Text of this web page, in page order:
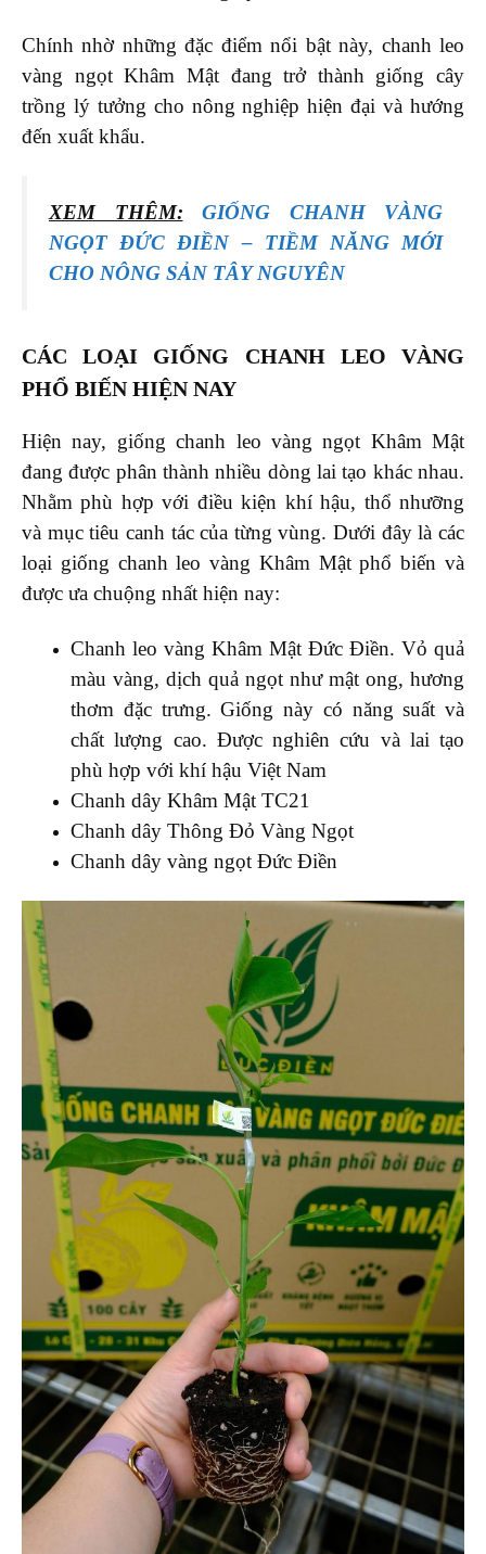
Chính nhờ những đặc điểm nổi bật này, chanh leo
vàng ngọt Khâm Mật đang trở thành giống cây
trồng lý tưởng cho nông nghiệp hiện đại và hướng
đến xuất khẩu.
XEM THÊM:
GIỐNG CHANH VÀNG
NGỌT ĐỨC ĐIỀN – TIỀM NĂNG MỚI
CHO NÔNG SẢN TÂY NGUYÊN
CÁC LOẠI GIỐNG CHANH LEO VÀNG
PHỔ BIẾN HIỆN NAY
Hiện nay, giống chanh leo vàng ngọt Khâm Mật
đang được phân thành nhiều dòng lai tạo khác nhau.
Nhằm phù hợp với điều kiện khí hậu, thổ nhưỡng
và mục tiêu canh tác của từng vùng. Dưới đây là các
loại giống chanh leo vàng Khâm Mật phổ biến và
được ưa chuộng nhất hiện nay:
Chanh leo vàng Khâm Mật Đức Điền. Vỏ quả
màu vàng, dịch quả ngọt như mật ong, hương
thơm đặc trưng. Giống này có năng suất và
chất lượng cao. Được nghiên cứu và lai tạo
phù hợp với khí hậu Việt Nam
Chanh dây Khâm Mật TC21
Chanh dây Thông Đỏ Vàng Ngọt
Chanh dây vàng ngọt Đức Điền